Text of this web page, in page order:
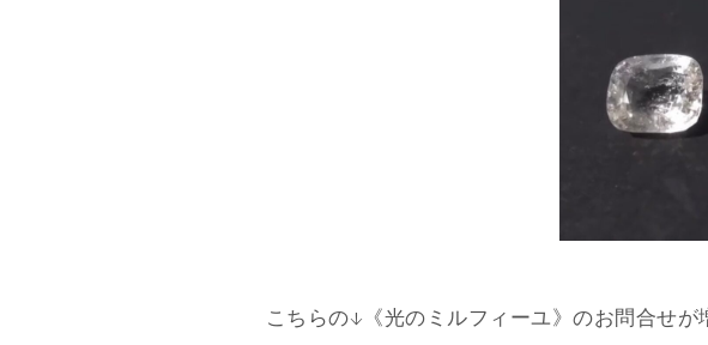
こちらの↓《光のミルフィーユ》のお問合せが